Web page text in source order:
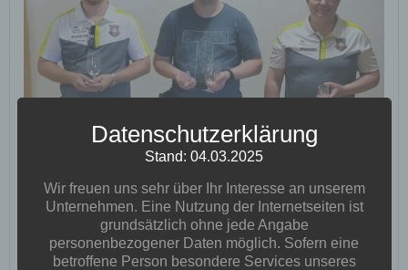
Datenschutzerklärung
Stand: 04.03.2025
Wir freuen uns sehr über Ihr Interesse an unserem
Unternehmen. Eine Nutzung der Internetseiten ist
grundsätzlich ohne jede Angabe
personenbezogener Daten möglich. Sofern eine
betroffene Person besondere Services unseres